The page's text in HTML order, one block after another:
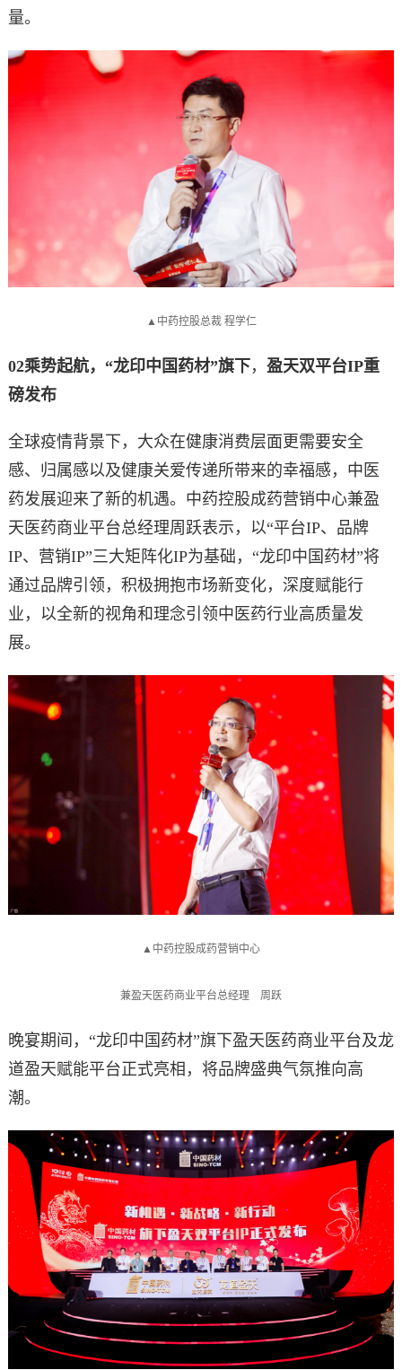
量。
▲中药控股总裁 程学仁
02乘势起航，“龙印中国药材”旗下， 盈天双平台IP重
磅发布
全球疫情背景下，大众在健康消费层面更需要安全
感、归属感以及健康关爱传递所带来的幸福感，中医
药发展迎来了新的机遇。中药控股成药营销中心兼盈
天医药商业平台总经理周跃表示，以“平台IP、品牌
IP、营销IP”三大矩阵化IP为基础，“龙印中国药材”将
通过品牌引领，积极拥抱市场新变化，深度赋能行
业，以全新的视角和理念引领中医药行业高质量发
展。
▲中药控股成药营销中心
兼盈天医药商业平台总经理 周跃
晚宴期间，“龙印中国药材”旗下盈天医药商业平台及龙
道盈天赋能平台正式亮相，将品牌盛典气氛推向高
潮。